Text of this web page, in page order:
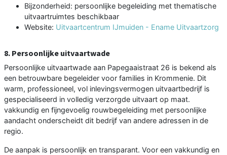
Bijzonderheid: persoonlijke begeleiding met thematische
uitvaartruimtes beschikbaar
Website: Uitvaartcentrum IJmuiden - Ename Uitvaartzorg
8. Persoonlijke uitvaartwade
Persoonlijke uitvaartwade aan Papegaaistraat 26 is bekend als
een betrouwbare begeleider voor families in Krommenie. Dit
warm, professioneel, vol inlevingsvermogen uitvaartbedrijf is
gespecialiseerd in volledig verzorgde uitvaart op maat.
vakkundig en fijngevoelig rouwbegeleiding met persoonlijke
aandacht onderscheidt dit bedrijf van andere adressen in de
regio.
De aanpak is persoonlijk en transparant. Voor een vakkundig en